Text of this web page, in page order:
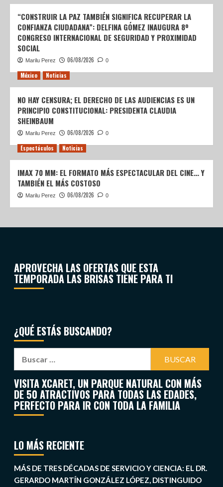
“CONSTRUIR LA PAZ TAMBIÉN SIGNIFICA RECUPERAR LA
CONFIANZA CIUDADANA”: DELFINA GÓMEZ INAUGURA 8º
CONGRESO INTERNACIONAL DE SEGURIDAD Y PROXIMIDAD
SOCIAL
Marilu Perez 06/08/2026 0
México Noticias
NO HAY CENSURA; EL DERECHO DE LAS AUDIENCIAS ES UN
PRINCIPIO CONSTITUCIONAL: PRESIDENTA CLAUDIA
SHEINBAUM
Marilu Perez 06/08/2026 0
Espectáculos Noticias
IMAX 70 MM: EL FORMATO MÁS ESPECTACULAR DEL CINE… Y
TAMBIÉN EL MÁS COSTOSO
Marilu Perez 06/08/2026 0
APROVECHA LAS OFERTAS QUE ESTA
TEMPORADA LAS BRISAS TIENE PARA TI
¿QUÉ ESTÁS BUSCANDO?
VISITA XCARET, UN PARQUE NATURAL CON MÁS
DE 50 ATRACTIVOS PARA TODAS LAS EDADES,
PERFECTO PARA IR CON TODA LA FAMILIA
LO MÁS RECIENTE
MÁS DE TRES DÉCADAS DE SERVICIO Y CIENCIA: EL DR.
GERARDO MARTÍN GONZÁLEZ LÓPEZ, DISTINGUIDO